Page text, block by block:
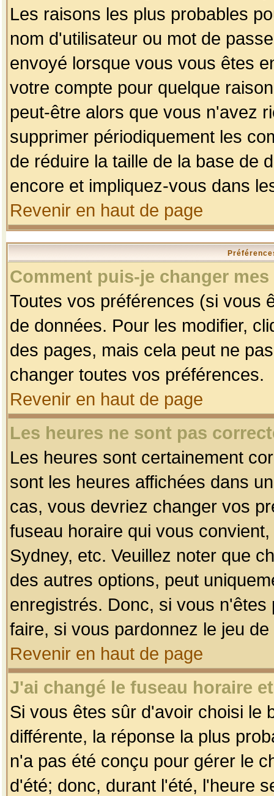
Les raisons les plus probables
nom d'utilisateur ou mot de
envoyé lorsque vous vous êtes
votre compte pour quelque
peut-être alors que vous n'avez
supprimer périodiquement les
de réduire la taille de la base de
encore et impliquez-vous dans
Revenir en haut de page
Comment puis-je changer
Toutes vos préférences (si vous
de données. Pour les modifier,
des pages, mais cela peut ne
changer toutes vos préférences.
Revenir en haut de page
Les heures ne sont pas
Les heures sont certainement
sont les heures affichées dans
cas, vous devriez changer vos
fuseau horaire qui vous
Sydney, etc. Veuillez noter que
des autres options, peut
enregistrés. Donc, si vous
faire, si vous pardonnez le jeu
Revenir en haut de page
J'ai changé le fuseau horaire
Si vous êtes sûr d'avoir choisi le
différente, la réponse la plus
n'a pas été conçu pour gérer le
d'été; donc, durant l'été, l'heure